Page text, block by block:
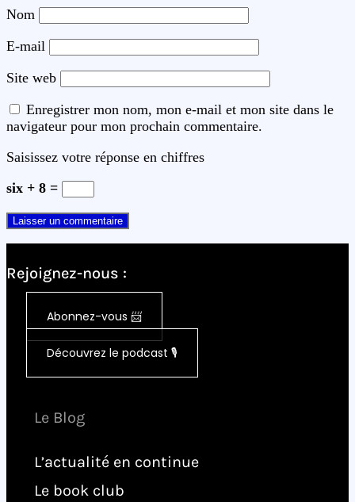
Nom
E-mail
Site web
Enregistrer mon nom, mon e-mail et mon site dans le
navigateur pour mon prochain commentaire.
Saisissez votre réponse en chiffres
six + 8 =
Rejoignez-nous :
Abonnez-vous 📨
Découvrez le podcast 🎙️
Le Blog
L’actualité en continue
Le book club